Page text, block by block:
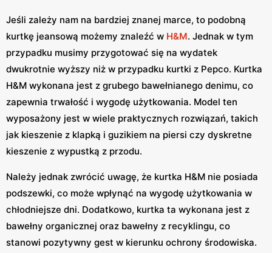
Jeśli zależy nam na bardziej znanej marce, to podobną
kurtkę jeansową możemy znaleźć w H&M. Jednak w tym
przypadku musimy przygotować się na wydatek
dwukrotnie wyższy niż w przypadku kurtki z Pepco. Kurtka
H&M wykonana jest z grubego bawełnianego denimu, co
zapewnia trwałość i wygodę użytkowania. Model ten
wyposażony jest w wiele praktycznych rozwiązań, takich
jak kieszenie z klapką i guzikiem na piersi czy dyskretne
kieszenie z wypustką z przodu.
Należy jednak zwrócić uwagę, że kurtka H&M nie posiada
podszewki, co może wpłynąć na wygodę użytkowania w
chłodniejsze dni. Dodatkowo, kurtka ta wykonana jest z
bawełny organicznej oraz bawełny z recyklingu, co
stanowi pozytywny gest w kierunku ochrony środowiska.